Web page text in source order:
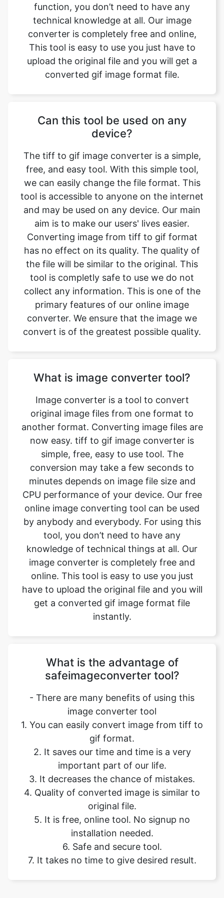
This tool is easy to use you just have to
upload the original file and you will get a
converted gif image format file.
Can this tool be used on any
The tiff to gif image converter is a simple,
free, and easy tool. With this simple tool,
we can easily change the file format. This
tool is accessible to anyone on the internet
and may be used on any device. Our main
aim is to make our users' lives easier.
Converting image from tiff to gif format
has no effect on its quality. The quality of
the file will be similar to the original. This
tool is completly safe to use we do not
collect any information. This is one of the
primary features of our online image
converter. We ensure that the image we
convert is of the greatest possible quality.
What is image converter tool?
original image files from one format to
another format. Converting image files are
now easy. tiff to gif image converter is
simple, free, easy to use tool. The
conversion may take a few seconds to
minutes depends on image file size and
CPU performance of your device. Our free
online image converting tool can be used
by anybody and everybody. For using this
tool, you don’t need to have any
knowledge of technical things at all. Our
image converter is completely free and
online. This tool is easy to use you just
have to upload the original file and you will
get a converted gif image format file
instantly.
What is the advantage of
- There are many benefits of using this
image converter tool
1. You can easily convert image from tiff to
gif format.
2. It saves our time and time is a very
important part of our life.
3. It decreases the chance of mistakes.
4. Quality of converted image is similar to
original file.
5. It is free, online tool. No signup no
installation needed.
6. Safe and secure tool.
7. It takes no time to give desired result.